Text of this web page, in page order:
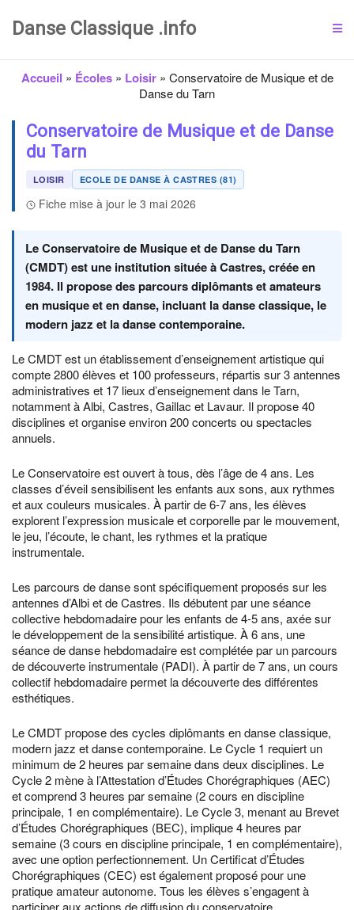
Danse Classique .info
Accueil » Écoles» Loisir» Conservatoire de Musique et de
Danse du Tarn
Conservatoire de Musique et de Danse
du Tarn
LOISIR ECOLE DE DANSE À CASTRES (81)
Fiche mise à jour le 3 mai 2026
Le Conservatoire de Musique et de Danse du Tarn
(CMDT) est une institution située à Castres, créée en
1984. Il propose des parcours diplômants et amateurs
en musique et en danse, incluant la danse classique, le
modern jazz et la danse contemporaine.
Le CMDT est un établissement d’enseignement artistique qui
compte 2800 élèves et 100 professeurs, répartis sur 3 antennes
administratives et 17 lieux d’enseignement dans le Tarn,
notamment à Albi, Castres, Gaillac et Lavaur. Il propose 40
disciplines et organise environ 200 concerts ou spectacles
annuels.
Le Conservatoire est ouvert à tous, dès l’âge de 4 ans. Les
classes d’éveil sensibilisent les enfants aux sons, aux rythmes
et aux couleurs musicales. À partir de 6-7 ans, les élèves
explorent l’expression musicale et corporelle par le mouvement,
le jeu, l’écoute, le chant, les rythmes et la pratique
instrumentale.
Les parcours de danse sont spécifiquement proposés sur les
antennes d’Albi et de Castres. Ils débutent par une séance
collective hebdomadaire pour les enfants de 4-5 ans, axée sur
le développement de la sensibilité artistique. À 6 ans, une
séance de danse hebdomadaire est complétée par un parcours
de découverte instrumentale (PADI). À partir de 7 ans, un cours
collectif hebdomadaire permet la découverte des différentes
esthétiques.
Le CMDT propose des cycles diplômants en danse classique,
modern jazz et danse contemporaine. Le Cycle 1 requiert un
minimum de 2 heures par semaine dans deux disciplines. Le
Cycle 2 mène à l’Attestation d’Études Chorégraphiques (AEC)
et comprend 3 heures par semaine (2 cours en discipline
principale, 1 en complémentaire). Le Cycle 3, menant au Brevet
d’Études Chorégraphiques (BEC), implique 4 heures par
semaine (3 cours en discipline principale, 1 en complémentaire),
avec une option perfectionnement. Un Certificat d’Études
Chorégraphiques (CEC) est également proposé pour une
pratique amateur autonome. Tous les élèves s’engagent à
participer aux actions de diffusion du conservatoire.